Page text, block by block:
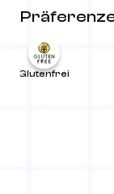
Glutenfrei